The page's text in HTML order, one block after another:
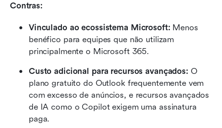
Contras:
Vinculado ao ecossistema Microsoft: Menos
benéfico para equipes que não utilizam
principalmente o Microsoft 365.
Custo adicional para recursos avançados: O
plano gratuito do Outlook frequentemente vem
com excesso de anúncios, e recursos avançados
de IA como o Copilot exigem uma assinatura
paga.